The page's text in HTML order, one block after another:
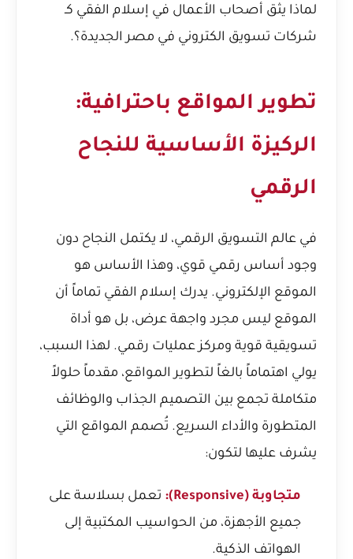
لماذا يثق أصحاب الأعمال في إسلام الفقي كـ
شركات تسويق الكتروني في مصر الجديدة؟.
تطوير المواقع باحترافية:
الركيزة الأساسية للنجاح
الرقمي
في عالم التسويق الرقمي، لا يكتمل النجاح دون
وجود أساس رقمي قوي، وهذا الأساس هو
الموقع الإلكتروني. يدرك إسلام الفقي تماماً أن
الموقع ليس مجرد واجهة عرض، بل هو أداة
تسويقية قوية ومركز عمليات رقمي. لهذا السبب،
يولي اهتماماً بالغاً لتطوير المواقع، مقدماً حلولاً
متكاملة تجمع بين التصميم الجذاب والوظائف
المتطورة والأداء السريع. تُصمم المواقع التي
يشرف عليها لتكون:
متجاوبة (Responsive):
تعمل بسلاسة على
جميع الأجهزة، من الحواسيب المكتبية إلى
الهواتف الذكية.